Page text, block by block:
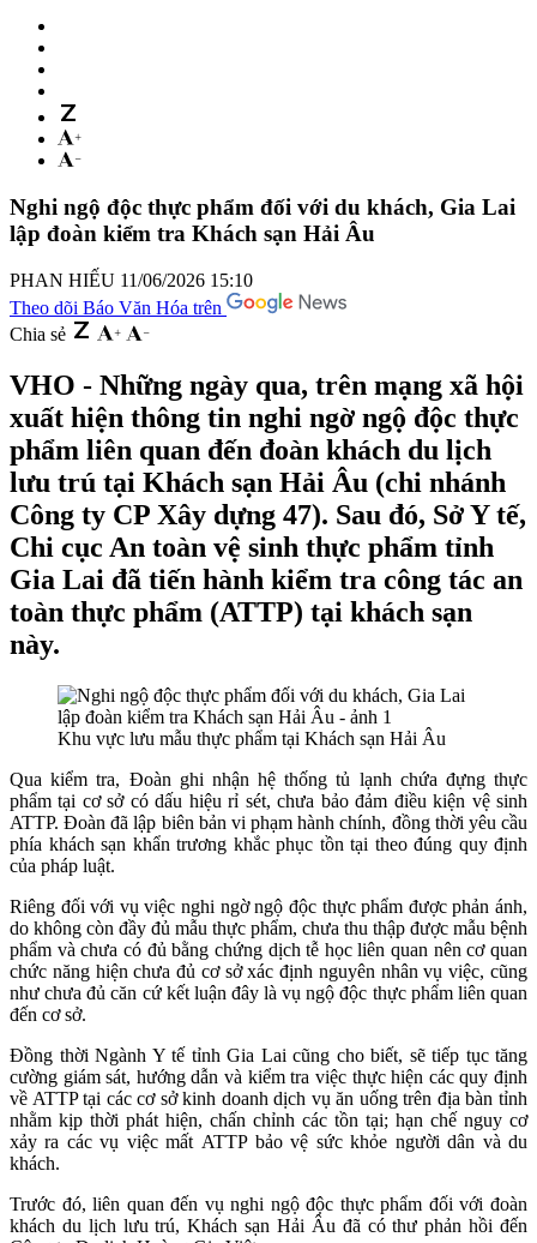
Nghi ngộ độc thực phẩm đối với du khách, Gia Lai
lập đoàn kiểm tra Khách sạn Hải Âu
PHAN HIẾU 11/06/2026 15:10
Theo dõi Báo Văn Hóa trên
Chia sẻ
VHO - Những ngày qua, trên mạng xã hội
xuất hiện thông tin nghi ngờ ngộ độc thực
phẩm liên quan đến đoàn khách du lịch
lưu trú tại Khách sạn Hải Âu (chi nhánh
Công ty CP Xây dựng 47). Sau đó, Sở Y tế,
Chi cục An toàn vệ sinh thực phẩm tỉnh
Gia Lai đã tiến hành kiểm tra công tác an
toàn thực phẩm (ATTP) tại khách sạn
này.
Khu vực lưu mẫu thực phẩm tại Khách sạn Hải Âu
Qua kiểm tra, Đoàn ghi nhận hệ thống tủ lạnh chứa đựng thực
phẩm tại cơ sở có dấu hiệu rỉ sét, chưa bảo đảm điều kiện vệ sinh
ATTP. Đoàn đã lập biên bản vi phạm hành chính, đồng thời yêu cầu
phía khách sạn khẩn trương khắc phục tồn tại theo đúng quy định
của pháp luật.
Riêng đối với vụ việc nghi ngờ ngộ độc thực phẩm được phản ánh,
do không còn đầy đủ mẫu thực phẩm, chưa thu thập được mẫu bệnh
phẩm và chưa có đủ bằng chứng dịch tễ học liên quan nên cơ quan
chức năng hiện chưa đủ cơ sở xác định nguyên nhân vụ việc, cũng
như chưa đủ căn cứ kết luận đây là vụ ngộ độc thực phẩm liên quan
đến cơ sở.
Đồng thời Ngành Y tế tỉnh Gia Lai cũng cho biết, sẽ tiếp tục tăng
cường giám sát, hướng dẫn và kiểm tra việc thực hiện các quy định
về ATTP tại các cơ sở kinh doanh dịch vụ ăn uống trên địa bàn tỉnh
nhằm kịp thời phát hiện, chấn chỉnh các tồn tại; hạn chế nguy cơ
xảy ra các vụ việc mất ATTPbảo vệ sức khỏe người dân và du
khách.
Trước đó, liên quan đến vụ nghi ngộ độc thực phẩm đối với đoàn
khách du lịch lưu trú, Khách sạn Hải Âu đã có thư phản hồi đến